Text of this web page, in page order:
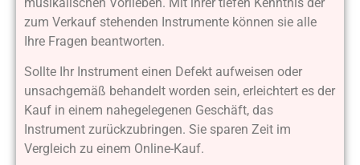
zum Verkauf stehenden Instrumente können sie alle
Ihre Fragen beantworten.
Sollte Ihr Instrument einen Defekt aufweisen oder
unsachgemäß behandelt worden sein, erleichtert es der
Kauf in einem nahegelegenen Geschäft, das
Instrument zurückzubringen. Sie sparen Zeit im
Vergleich zu einem Online-Kauf.